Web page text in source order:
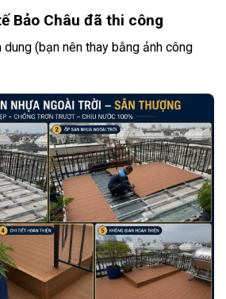
Bảo Châu đã thi công
(bạn nên thay bằng ảnh công